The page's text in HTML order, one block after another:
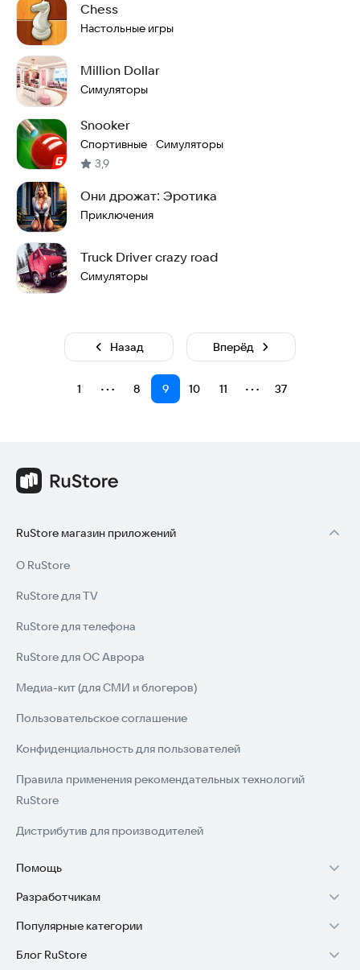
Chess
Настольные игры
Million Dollar
Симуляторы
Snooker
Спортивные · Симуляторы
3,9
Они дрожат: Эротика
Приключения
Truck Driver crazy road
Симуляторы
Назад
1 ⋯ 8 9 10 11 ⋯ 37
Вперёд
RuStore магазин приложений
О RuStore
RuStore для TV
RuStore для телефона
RuStore для ОС Аврора
Медиа-кит (для СМИ и блогеров)
Пользовательское соглашение
Конфиденциальность для пользователей
Правила применения рекомендательных технологий
RuStore
Дистрибутив для производителей
Помощь
Установка RuStore на TV
Установка RuStore на телефон
Установка RuStore в машину
Разработчикам
Зарабатывать с RuStore
Стать разработчиком
Популярные категории
Игры для Android
Блог RuStore